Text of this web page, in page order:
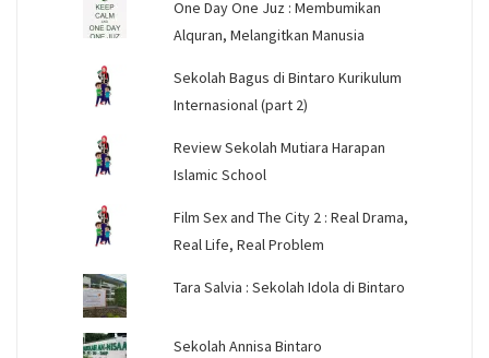
One Day One Juz : Membumikan
Alquran, Melangitkan Manusia
Sekolah Bagus di Bintaro Kurikulum
Internasional (part 2)
Review Sekolah Mutiara Harapan
Islamic School
Film Sex and The City 2 : Real Drama,
Real Life, Real Problem
Tara Salvia : Sekolah Idola di Bintaro
Sekolah Annisa Bintaro